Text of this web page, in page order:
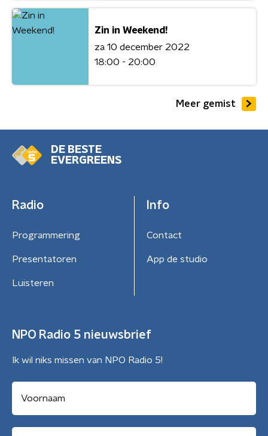
Zin in Weekend!
za 10 december 2022
18:00 - 20:00
Meer gemist
DE BESTE
EVERGREENS
Radio
Programmering
Presentatoren
Luisteren
Info
Contact
App de studio
NPO Radio 5 nieuwsbrief
Ik wil niks missen van NPO Radio 5!